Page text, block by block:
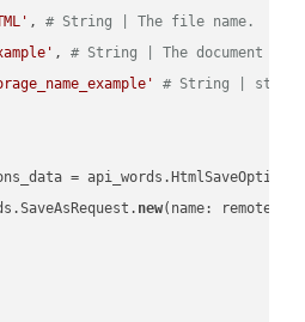
, # String | The file name.
, # String | The document
# String |
=
new(name: